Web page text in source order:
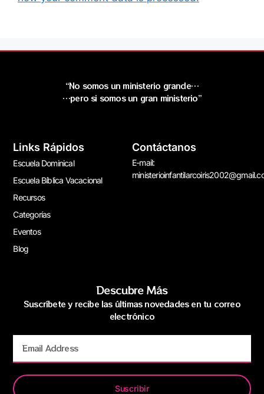
“No somos un ministerio grande…
…pero si somos un gran ministerio”
Links Rápidos
Escuela Dominical
Escuela Bíblica Vacacional
Recursos
Categorías
Eventos
Blog
Contáctanos
E-mail:
Descubre Más
Suscríbete y recibe las últimas novedades en tu correo
electrónico
Suscribir